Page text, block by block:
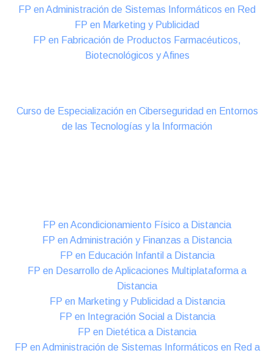
FP en Administración de Sistemas Informáticos en Red
FP en Marketing y Publicidad
FP en Fabricación de Productos Farmacéuticos,
Biotecnológicos y Afines
Curso de Especialización en Ciberseguridad en Entornos
de las Tecnologías y la Información
FP en Acondicionamiento Físico a Distancia
FP en Administración y Finanzas a Distancia
FP en Educación Infantil a Distancia
FP en Desarrollo de Aplicaciones Multiplataforma a
Distancia
FP en Marketing y Publicidad a Distancia
FP en Integración Social a Distancia
FP en Dietética a Distancia
FP en Administración de Sistemas Informáticos en Red a